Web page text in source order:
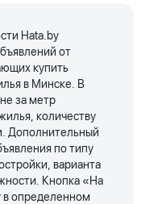
Hata.by
от
купить
в Минске. В
за метр
количеству
Дополнительный
по типу
варианта
Кнопка «На
в определенном